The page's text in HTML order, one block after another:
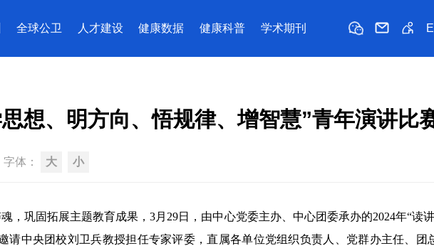
全球公卫 人才建设 健康数据 健康科普 学术期刊
想、明方向、悟规律、增智慧”青年演讲比
字体： 大 小
巩固拓展主题教育成果，3月29日，由中心党委主办、中心团委承办的2024年“读
中央团校刘卫兵教授担任专家评委，直属各单位党组织负责人、党群办主任、团